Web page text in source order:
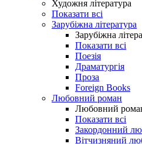
Художня література
Показати всі
Зарубіжна література
Зарубіжна
Показати всі
Поезія
Драматургія
Проза
Foreign Books
Любовний роман
Любовний
Показати всі
Закордонний
Вітчизняний